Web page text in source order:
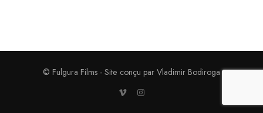
© Fulgura Films - Site conçu par Vladimir Bodiroga